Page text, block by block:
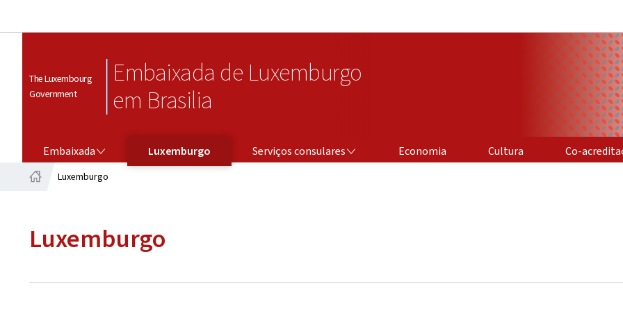
The Luxembourg
Government
Embaixada de Luxemburgo
em Brasilia
Embaixada Luxemburgo Serviços consulares Economia Cultura Co-
Luxemburgo
Luxemburgo